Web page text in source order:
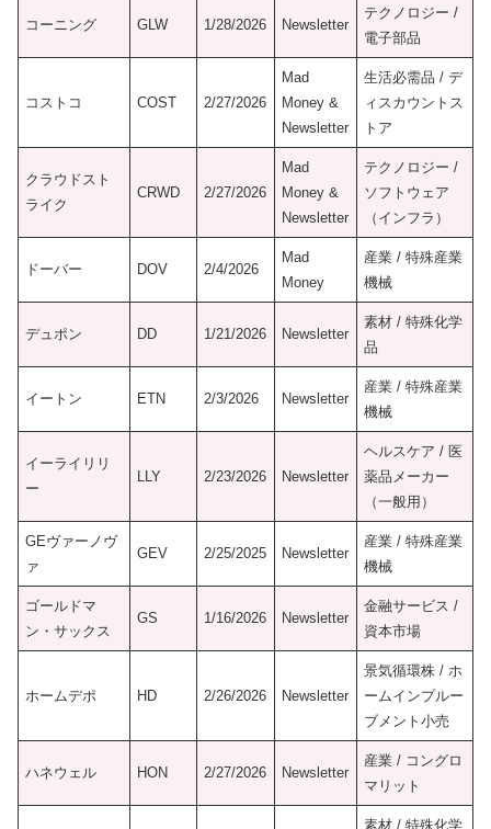
コーニング GLW 1/28/2026 Newsletter
テクノロジー /
電子部品
コストコ COST 2/27/2026
Mad
Money &
Newsletter
生活必需品 / デ
ィスカウントス
トア
クラウドスト
ライク
CRWD 2/27/2026
Mad
Money &
Newsletter
テクノロジー /
ソフトウェア
（インフラ）
ドーバー DOV 2/4/2026
Mad
Money
産業 / 特殊産業
機械
デュポン DD 1/21/2026 Newsletter
素材 / 特殊化学
品
イートン ETN 2/3/2026 Newsletter
産業 / 特殊産業
機械
イーライリリ
ー
LLY 2/23/2026 Newsletter
ヘルスケア / 医
薬品メーカー
（一般用）
GEヴァーノヴ
ァ
GEV 2/25/2025 Newsletter
産業 / 特殊産業
機械
ゴールドマ
ン・サックス
GS 1/16/2026 Newsletter
金融サービス /
資本市場
ホームデポ HD 2/26/2026 Newsletter
景気循環株 / ホ
ームインプルー
ブメント小売
ハネウェル HON 2/27/2026 Newsletter
産業 / コングロ
マリット
素材 / 特殊化学